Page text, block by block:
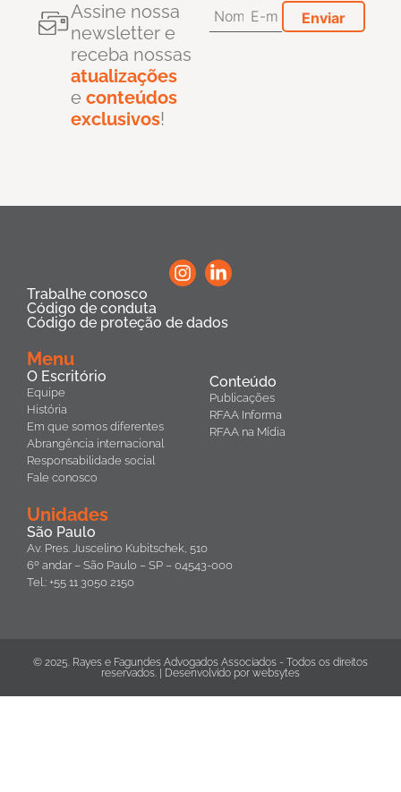
Assine nossa
newsletter e
receba nossas
atualizações
e conteúdos
exclusivos!
Trabalhe conosco
Código de conduta
Código de proteção de dados
Menu
O Escritório
Equipe
História
Em que somos diferentes
Abrangência internacional
Responsabilidade social
Fale conosco
Conteúdo
Publicações
RFAA Informa
RFAA na Mídia
Unidades
São Paulo
Av. Pres. Juscelino Kubitschek, 510
6º andar – São Paulo – SP – 04543-000
Tel.: +55 11 3050 2150
© 2025. Rayes e Fagundes Advogados Associados - Todos os direitos
reservados. | Desenvolvido por websytes